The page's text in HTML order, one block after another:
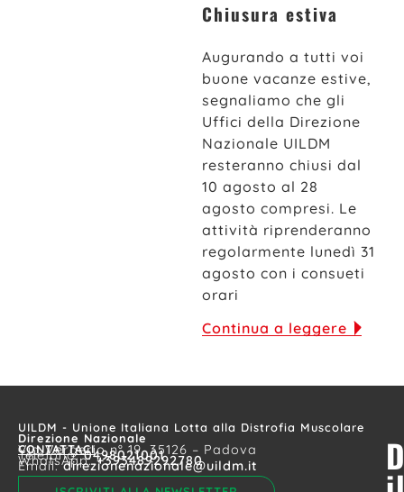
Chiusura estiva
Augurando a tutti voi
buone vacanze estive,
segnaliamo che gli
Uffici della Direzione
Nazionale UILDM
resteranno chiusi dal
10 agosto al 28
agosto compresi. Le
attività riprenderanno
regolarmente lunedì 31
agosto con i consueti
orari
Continua a leggere
UILDM - Unione Italiana Lotta alla Distrofia Muscolare
Direzione Nazionale
CONTATTACI
Via Vergerio n° 19, 35126 – Padova
Telefono:0498021001
WhatsApp:+393489292780
Email:direzionenazionale@uildm.it